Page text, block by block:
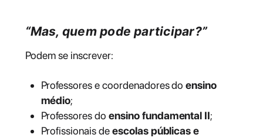
“Mas, quem pode participar?”
Podem se inscrever:
Professores e coordenadores doensino
médio;
Professores do ensino fundamental II;
Profissionais deescolas públicas e